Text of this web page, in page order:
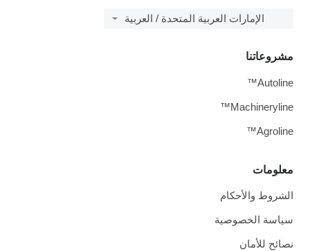
الإمارات العربية المتحدة / العربية
معلومات
الشروط والأحكام
سياسة الخصوصية
نصائح للأمان
مشروعاتنا
Autoline™
Machineryline™
Agroline™